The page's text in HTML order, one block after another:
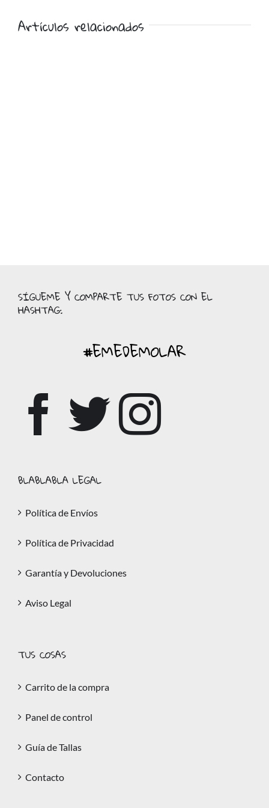
Artículos relacionados
SÍGUEME Y COMPARTE TUS FOTOS CON EL
HASHTAG:
#EMEDEMOLAR
BLABLABLA LEGAL
Política de Envíos
Política de Privacidad
Garantía y Devoluciones
Aviso Legal
TUS COSAS
Carrito de la compra
Panel de control
Guía de Tallas
Contacto